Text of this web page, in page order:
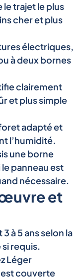
le trajet le plus
cher et plus
électriques,
à deux bornes
clairement
et plus simple
adapté et
l’humidité.
une borne
panneau est
nécessaire.
et
à 5 ans selon la
requis.
Léger
couverte